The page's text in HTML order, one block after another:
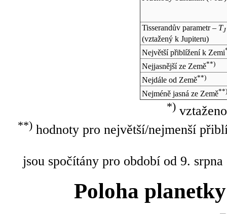
Tisserandův parametr – TJ
(vztažený k Jupiteru)
Největší přiblížení k Zemi
Nejjasnější ze Země**)
Nejdále od Země**)
Nejméně jasná ze Země**)
*)
**)hodnoty pro největší/nejmenší
jsou spočítány pro období od 9.
Poloha